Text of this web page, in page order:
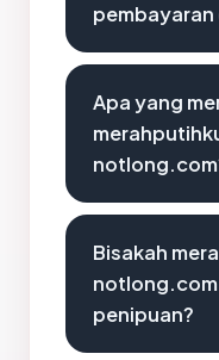
pembayaran
Apa yang
Bisakah
penipuan?